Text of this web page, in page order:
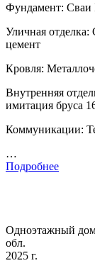
Фундамент: Сваи
Уличная
цемент
Кровля:
Внутренняя
имитация бруса
Коммуникации:
…
Подробнее
Одноэтажный дом
обл.
2025 г.